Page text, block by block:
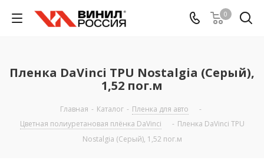
0
Пленка DaVinci TPU Nostalgia (Серый),
1,52 пог.м
Главная - Каталог - Пленка для авто
-
Цветная полиуретановая плёнка DaVinci
- Пленка DaVinci TPU
Nostalgia (Серый), 1,52 пог.м